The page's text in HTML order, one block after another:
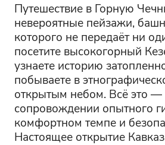
Путешествие в Горную
невероятные пейзажи,
которого не передаёт ни
посетите высокогорный
узнаете историю
побываете в
открытым небом. Всё это —
сопровождении опытного
комфортном темпе и
Настоящее открытие